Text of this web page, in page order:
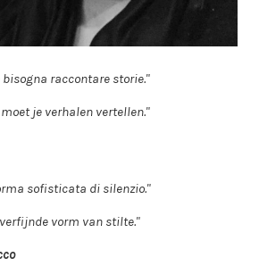
bisogna raccontare storie."
je verhalen vertellen."
sofisticata di silenzio."
vorm van stilte."